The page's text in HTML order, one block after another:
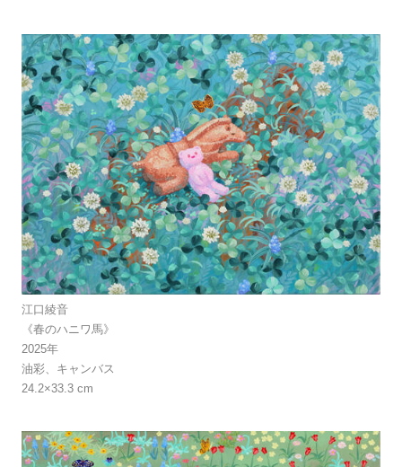
江口綾音
《春のハニワ馬》
2025年
油彩、キャンバス
24.2×33.3 cm